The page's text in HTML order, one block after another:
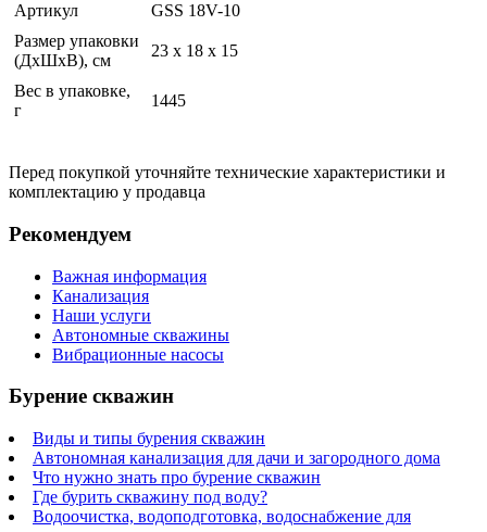
Артикул
GSS 18V-10
Размер упаковки
(ДхШхВ), см
23 x 18 x 15
Вес в упаковке,
г
1445
Перед покупкой уточняйте технические характеристики и
комплектацию у продавца
Рекомендуем
Важная информация
Канализация
Наши услуги
Автономные скважины
Вибрационные насосы
Бурение скважин
Виды и типы бурения скважин
Автономная канализация для дачи и загородного дома
Что нужно знать про бурение скважин
Где бурить скважину под воду?
Водоочистка, водоподготовка, водоснабжение для